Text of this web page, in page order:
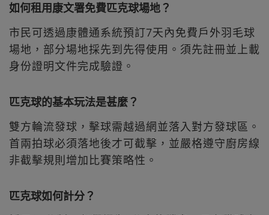
如何租用康文署免費匹克球場地？
市民可透過康體通系統預訂7天內免費戶外羽毛球
場地，部分場地採先到先得使用。須先註冊並上載
身份證明文件完成驗證。
匹克球的基本玩法是甚麼？
雙方輪流發球，擊球需越過網並落入對方發球區。
首兩拍球必須落地後才可截擊，並嚴格遵守廚房線
非截擊規則增加比賽策略性。
匹克球如何計分？